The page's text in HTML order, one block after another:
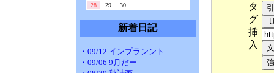
28
29 30
新着日記
・09/12 インプランント
・09/06 9月だー
タ
グ
挿
入